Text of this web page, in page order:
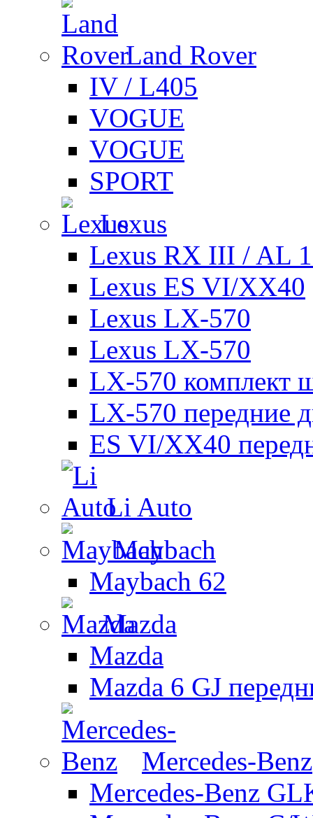
Land Rover
IV / L405
VOGUE
VOGUE
SPORT
Lexus
Lexus RX III / AL
Lexus ES VI/XX40
Lexus LX-570
Lexus LX-570
LX-570 комплект
LX-570 передние
ES VI/XX40
Li Auto
Maybach
Maybach 62
Mazda
Mazda
Mazda 6 GJ
Mercedes-Benz
Mercedes-Benz